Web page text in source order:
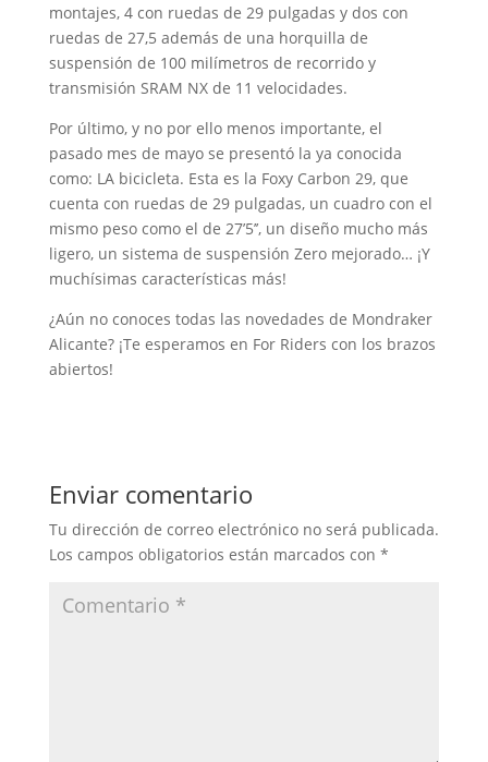
montajes, 4 con ruedas de 29 pulgadas y dos con
ruedas de 27,5 además de una horquilla de
suspensión de 100 milímetros de recorrido y
transmisión SRAM NX de 11 velocidades.
Por último, y no por ello menos importante, el
pasado mes de mayo se presentó la ya conocida
como: LA bicicleta. Esta es la Foxy Carbon 29, que
cuenta con ruedas de 29 pulgadas, un cuadro con el
mismo peso como el de 27’5’’, un diseño mucho más
ligero, un sistema de suspensión Zero mejorado… ¡Y
muchísimas características más!
¿Aún no conoces todas las novedades de Mondraker
Alicante? ¡Te esperamos en For Riders con los brazos
abiertos!
Enviar comentario
Tu dirección de correo electrónico no será publicada.
Los campos obligatorios están marcados con *